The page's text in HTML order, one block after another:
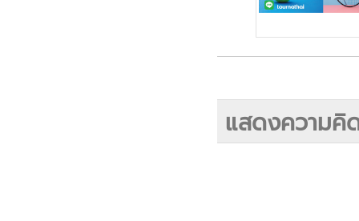
แสดงความคิ